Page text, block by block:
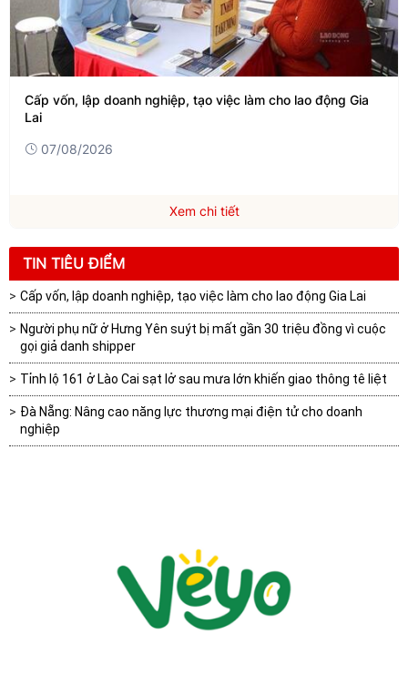
Cấp vốn, lập doanh nghiệp, tạo việc làm cho lao động Gia
Lai
07/08/2026
Xem chi tiết
TIN TIÊU ĐIỂM
Cấp vốn, lập doanh nghiệp, tạo việc làm cho lao động Gia Lai
Người phụ nữ ở Hưng Yên suýt bị mất gần 30 triệu đồng vì cuộc
gọi giả danh shipper
Tỉnh lộ 161 ở Lào Cai sạt lở sau mưa lớn khiến giao thông tê liệt
Đà Nẵng: Nâng cao năng lực thương mại điện tử cho doanh
nghiệp